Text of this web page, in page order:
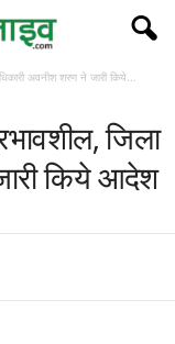
अवनीश शरण ने जारी किये...
जिला
किये आदेश